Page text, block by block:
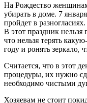
На Рождество
убирать в доме. 7
пройдет в
В этот праздник нельзя
что нельзя терять
году и ронять зеркало,
Считается, что в этот
процедуры, их нужно
необходимо чистыми
Хозяевам не стоит